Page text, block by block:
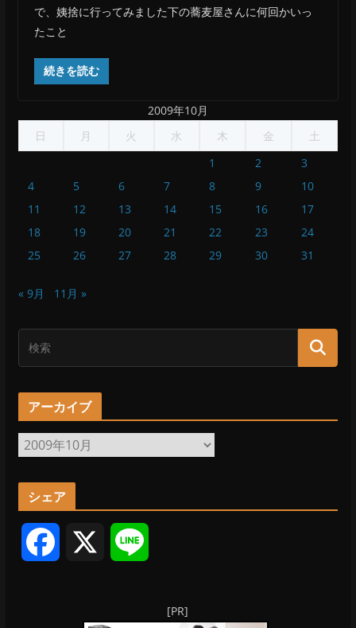
で、姨捨に行ってみました下の蕎麦屋さんに何回かいっ
たこと
続きを読む
2009年10月
日
月 火 水 木 金
土
1
2
3
4
5 6 7 8 9
10
11
12 13 14 15 16
17
18
19 20 21 22 23
24
25
26 27 28 29 30 31
« 9月 11月 »
アーカイブ
ア
ー
カ
ブ
シェア
n [PR]